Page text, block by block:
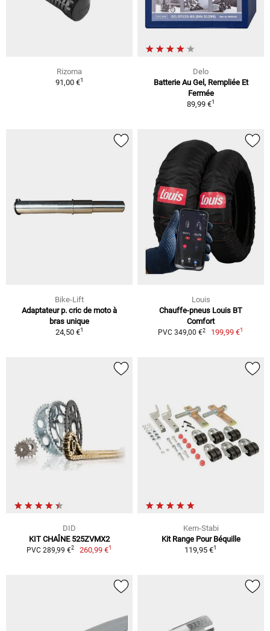
Rizoma
91,00 €1
Delo
Batterie Au Gel, Rempliée Et
Fermée
89,99 €1
Bike-Lift
Adaptateur p. cric de moto à
bras unique
24,50 €1
Louis
Chauffe-pneus Louis BT
Comfort
PVC 349,00 €2 199,99 €1
DID
KIT CHAÎNE 525ZVMX2
PVC 289,99 €2 260,99 €1
Kern-Stabi
Kit Range Pour Béquille
119,95 €1